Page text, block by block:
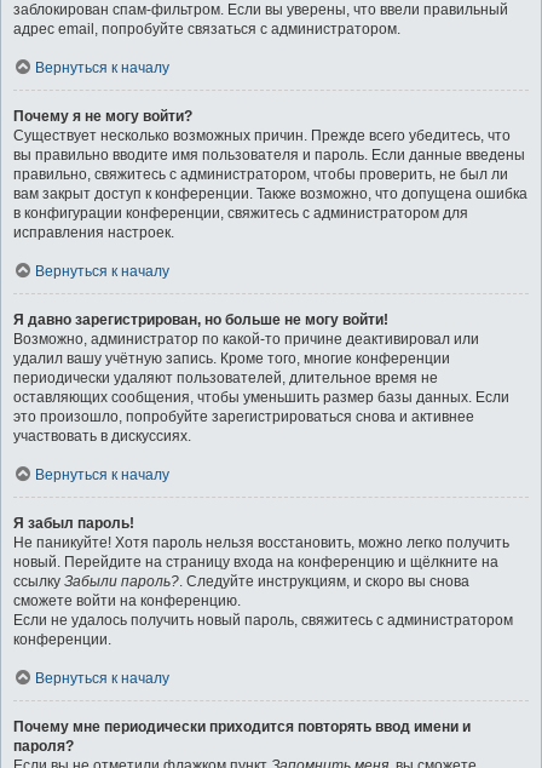
заблокирован спам-фильтром. Если вы уверены, что ввели правильный
адрес email, попробуйте связаться с администратором.
Вернуться к началу
Почему я не могу войти?
Существует несколько возможных причин. Прежде всего убедитесь, что
вы правильно вводите имя пользователя и пароль. Если данные введены
правильно, свяжитесь с администратором, чтобы проверить, не был ли
вам закрыт доступ к конференции. Также возможно, что допущена ошибка
в конфигурации конференции, свяжитесь с администратором для
исправления настроек.
Вернуться к началу
Я давно зарегистрирован, но больше не могу войти!
Возможно, администратор по какой-то причине деактивировал или
удалил вашу учётную запись. Кроме того, многие конференции
периодически удаляют пользователей, длительное время не
оставляющих сообщения, чтобы уменьшить размер базы данных. Если
это произошло, попробуйте зарегистрироваться снова и активнее
участвовать в дискуссиях.
Вернуться к началу
Я забыл пароль!
Не паникуйте! Хотя пароль нельзя восстановить, можно легко получить
новый. Перейдите на страницу входа на конференцию и щёлкните на
ссылку Забыли пароль?. Следуйте инструкциям, и скоро вы снова
сможете войти на конференцию.
Если не удалось получить новый пароль, свяжитесь с администратором
конференции.
Вернуться к началу
Почему мне периодически приходится повторять ввод имени и
пароля?